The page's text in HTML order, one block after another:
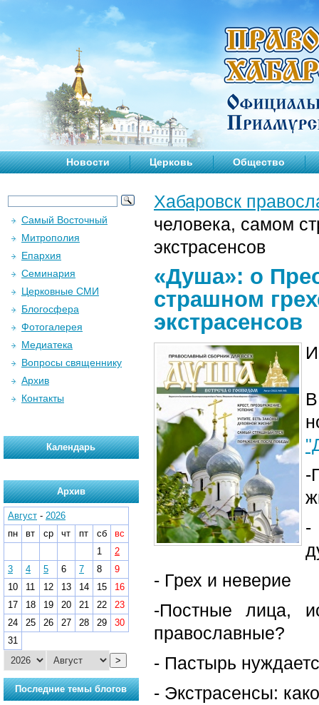
Новости Церковь Общество
Хабаровск
человека, самом
экстрасенсов
«Душа»: о
страшном
экстрасенсов
-
-
- Грех и неверие
-Постные лица,
православные?
- Пастырь
- Экстрасенсы:
Самый Восточный
Митрополия
Епархия
Семинария
Церковные СМИ
Блогосфера
Фотогалерея
Медиатека
Вопросы священнику
Архив
Контакты
Календарь
Архив
Август - 2026
пн
вт ср чт пт сб
вс
1
2
3
4 5 6 7 8
9
10
11 12 13 14 15
16
17
18 19 20 21 22
23
24
25 26 27 28 29
30
31
>
Последние темы блогов